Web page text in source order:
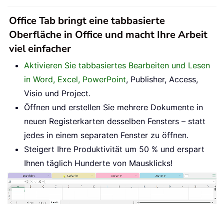
Office Tab bringt eine tabbasierte
Oberfläche in Office und macht Ihre Arbeit
viel einfacher
Aktivieren Sie tabbasiertes Bearbeiten und Lesen
in Word, Excel, PowerPoint, Publisher, Access,
Visio und Project.
Öffnen und erstellen Sie mehrere Dokumente in
neuen Registerkarten desselben Fensters – statt
jedes in einem separaten Fenster zu öffnen.
Steigert Ihre Produktivität um 50 % und erspart
Ihnen täglich Hunderte von Mausklicks!